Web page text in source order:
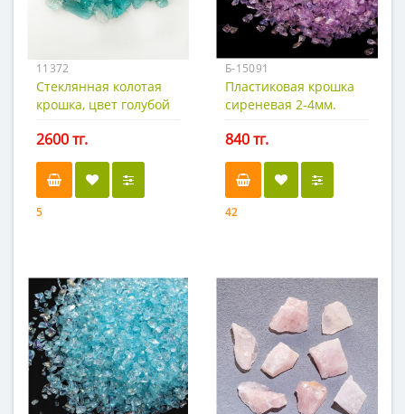
11372
Стеклянная колотая
крошка, цвет голубой
2600 тг.
5
Б-15091
Пластиковая крошка
сиреневая 2-4мм.
840 тг.
42